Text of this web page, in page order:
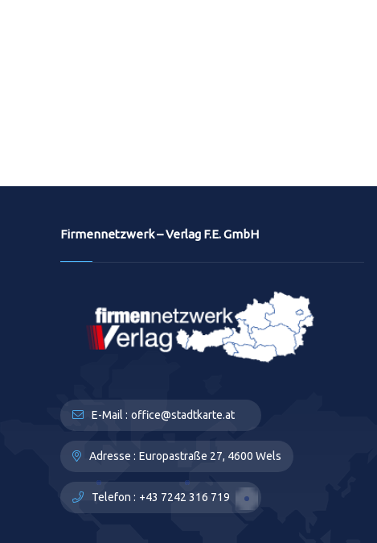
Firmennetzwerk – Verlag F.E. GmbH
E-Mail : office@stadtkarte.at
Adresse : Europastraße 27, 4600 Wels
Telefon : +43 7242 316 719